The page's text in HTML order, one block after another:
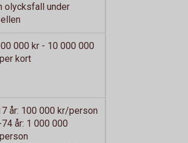
olycksfall under
000 kr - 10 000 000
kort
år: 100 000 kr/person
år: 1 000 000